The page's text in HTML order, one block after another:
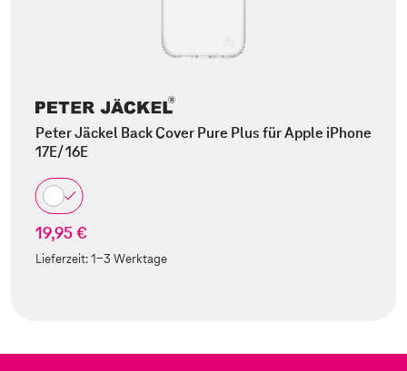
Peter Jäckel Back Cover Pure Plus für Apple iPhone
17E/ 16E
19,95 €
Lieferzeit:1-3 Werktage